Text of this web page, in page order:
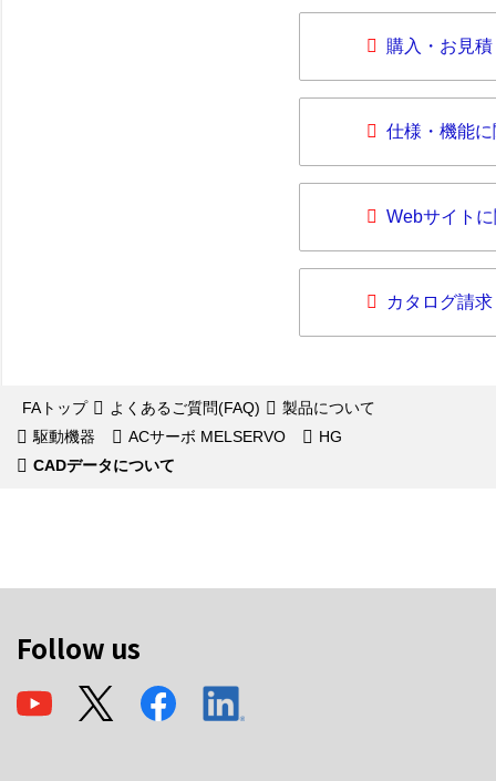
購入・お見
仕様・機能
Webサイト
カタログ請求
FAトップ よくあるご質問(FAQ)
製品について
駆動機器
ACサーボ MELSERVO
HG
CADデータについて
Follow us